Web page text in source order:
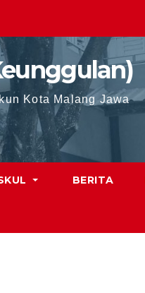
Kota Malang Jawa
BERITA